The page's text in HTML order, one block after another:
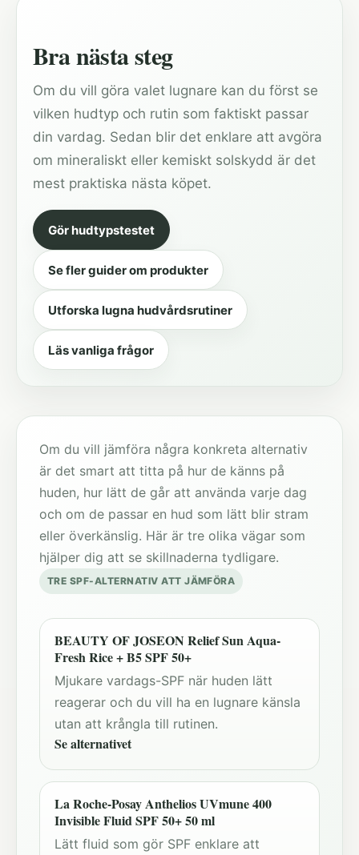
Bra nästa steg
Om du vill göra valet lugnare kan du först se
vilken hudtyp och rutin som faktiskt passar
din vardag. Sedan blir det enklare att avgöra
om mineraliskt eller kemiskt solskydd är det
mest praktiska nästa köpet.
Gör hudtypstestet
Se fler guider om produkter
Utforska lugna hudvårdsrutiner
Läs vanliga frågor
Om du vill jämföra några konkreta alternativ
är det smart att titta på hur de känns på
huden, hur lätt de går att använda varje dag
och om de passar en hud som lätt blir stram
eller överkänslig. Här är tre olika vägar som
hjälper dig att se skillnaderna tydligare.
TRE SPF-ALTERNATIV ATT JÄMFÖRA
BEAUTY OF JOSEON Relief Sun Aqua-
Fresh Rice + B5 SPF 50+
Mjukare vardags-SPF när huden lätt
reagerar och du vill ha en lugnare känsla
utan att krångla till rutinen.
Se alternativet
La Roche-Posay Anthelios UVmune 400
Invisible Fluid SPF 50+ 50 ml
Lätt fluid som gör SPF enklare att